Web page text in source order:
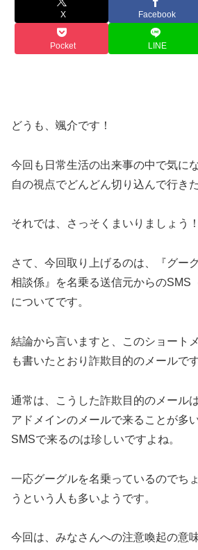
X Facebook
Pocket LINE
どうも、颯介です！
今回も日常生活の出来事の中で気に
自の視点でどんどん切り込んで行き
それでは、さっそくまいりましょう！
さて、今回取り上げるのは、『グー
相談係』を名乗る送信元からのSMS
についてです。
結論から言いますと、このショート
も書いたとおり詐欺目的のメールです
通常は、こうした詐欺目的のメール
アドメインのメールで来ることが多
SMSで来るのは珍しいですよね。
一応グーグルを名乗っているのでち
うという人も多いようです。
今回は、みなさんへの注意喚起の意